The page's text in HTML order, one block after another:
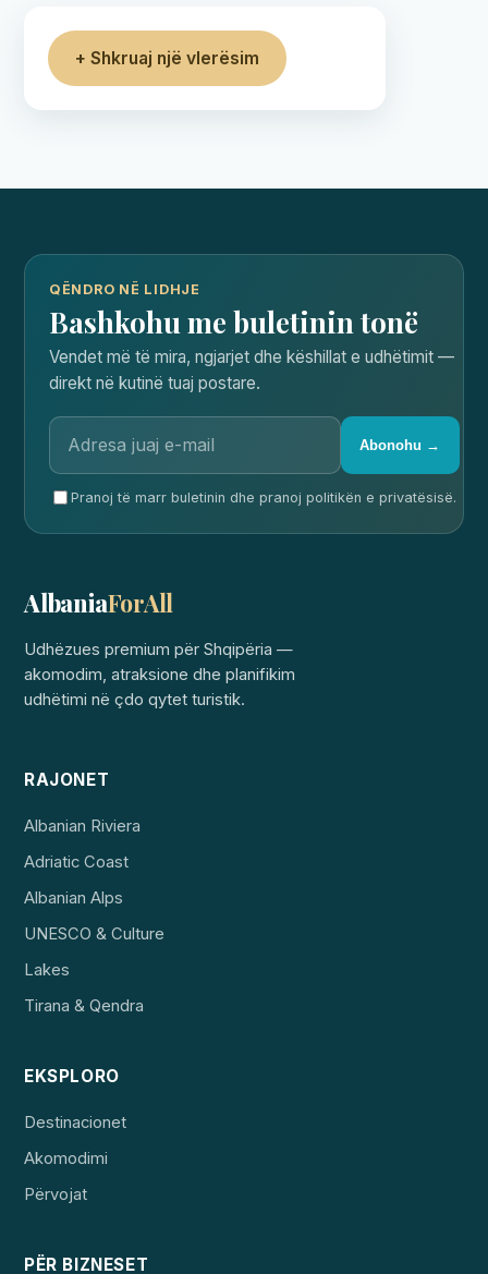
+ Shkruaj një vlerësim
QËNDRO NË LIDHJE
Bashkohu me buletinin tonë
Vendet më të mira, ngjarjet dhe këshillat e udhëtimit —
direkt në kutinë tuaj postare.
Abonohu →
Pranoj të marr buletinin dhe pranoj politikën e privatësisë.
AlbaniaForAll
Udhëzues premium për Shqipëria —
akomodim, atraksione dhe planifikim
udhëtimi në çdo qytet turistik.
RAJONET
Albanian Riviera
Adriatic Coast
Albanian Alps
UNESCO & Culture
Lakes
Tirana & Qendra
EKSPLORO
Destinacionet
Akomodimi
Përvojat
PËR BIZNESET